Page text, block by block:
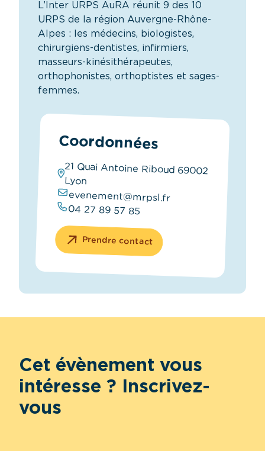
L’Inter URPS AuRA réunit 9 des 10
URPS de la région Auvergne-Rhône-
Alpes : les médecins, biologistes,
chirurgiens-dentistes, infirmiers,
masseurs-kinésithérapeutes,
orthophonistes, orthoptistes et sages-
femmes.
Coordonnées
21 Quai Antoine Riboud 69002
Lyon
evenement@mrpsl.fr
04 27 89 57 85
Prendre contact
Cet évènement vous
intéresse ? Inscrivez-
vous